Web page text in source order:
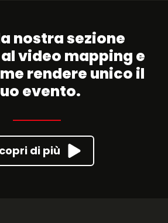
nostra sezione
video mapping e
rendere unico il
evento.
di più